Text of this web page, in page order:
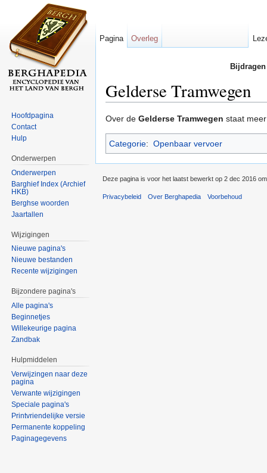
Gelderse Tramwegen
Over de Gelderse Tramwegen staat
Categorie: Openbaar vervoer
Pagina Overleg
Hoofdpagina
Contact
Hulp
Onderwerpen
Onderwerpen
Barghief Index (Archief
HKB)
Berghse woorden
Jaartallen
Wijzigingen
Nieuwe pagina's
Nieuwe bestanden
Recente wijzigingen
Bijzondere pagina's
Alle pagina's
Beginnetjes
Willekeurige pagina
Zandbak
Hulpmiddelen
Verwijzingen naar deze
pagina
Verwante wijzigingen
Speciale pagina's
Printvriendelijke versie
Permanente koppeling
Paginagegevens
Deze pagina is voor het laatst bewerkt op 2 dec 2016
Privacybeleid Over Berghapedia Voorbehoud